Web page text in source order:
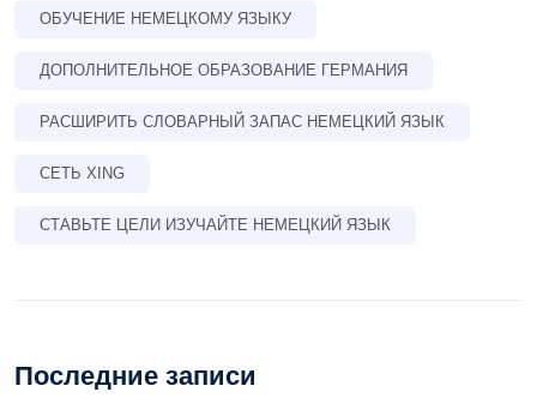
ОБУЧЕНИЕ НЕМЕЦКОМУ ЯЗЫКУ
ДОПОЛНИТЕЛЬНОЕ ОБРАЗОВАНИЕ ГЕРМАНИЯ
РАСШИРИТЬ СЛОВАРНЫЙ ЗАПАС НЕМЕЦКИЙ ЯЗЫК
СЕТЬ XING
СТАВЬТЕ ЦЕЛИ ИЗУЧАЙТЕ НЕМЕЦКИЙ ЯЗЫК
Последние записи